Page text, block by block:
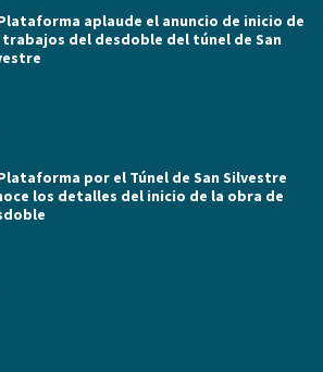
aplaude el anuncio de inicio de
trabajos del desdoble del túnel de San
por el Túnel de San Silvestre
los detalles del inicio de la obra de